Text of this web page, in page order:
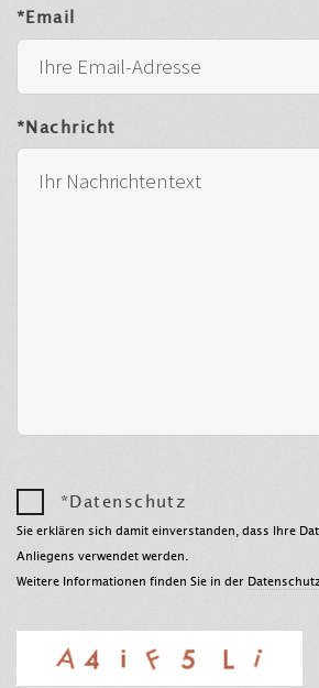
*Email
*Nachricht
*Datenschutz
Sie erklären sich damit einverstanden, dass Ihre
Anliegens verwendet werden.
Weitere Informationen finden Sie in der